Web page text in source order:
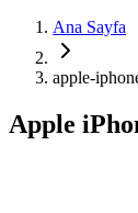
Ana Sayfa
apple-
Apple